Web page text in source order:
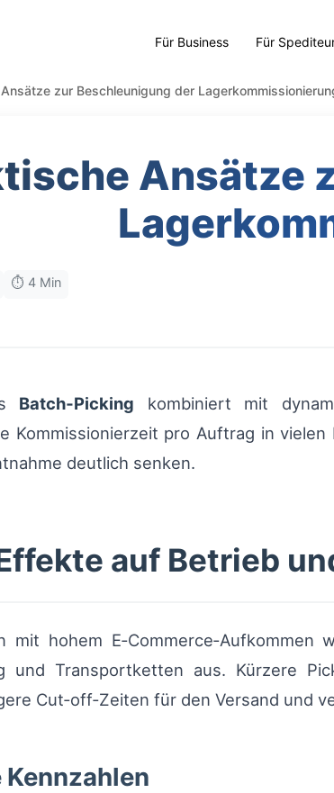
Für Business Für
zur Beschleunigung der
Ansätze
⏱️ 4 Min
Batch‑Picking kombiniert mit
Kommissionierzeit pro Auftrag in vielen
deutlich senken.
auf Betrieb
mit hohem
und Transportketten aus. Kürzere
Cut‑off‑Zeiten für den Versand und